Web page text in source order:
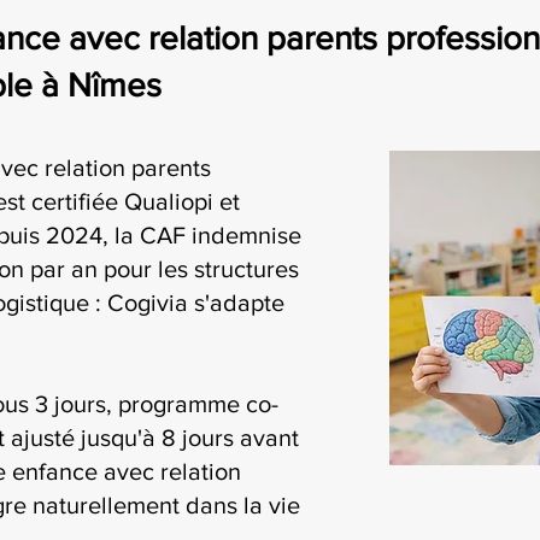
avec relation parents
à Nîmes
relation parents
certifiée Qualiopi et
2024, la CAF indemnise
par an pour les structures
: Cogivia s'adapte
3 jours, programme co-
jusqu'à 8 jours avant
enfance avec relation
naturellement dans la vie